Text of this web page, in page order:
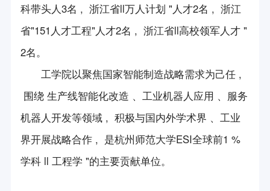
服务队介绍
服务队活动
科带头人3名 , 浙江省ll万人计划 "人才2名 , 浙江
省"151人才工程"人才2名 , 浙江省ll高校领军人才 "
2名。
工学院以聚焦国家智能制造战略需求为己任 ,
围绕 生产线智能化改造 、工业机器人应用 、服务
机器人开发等领域 , 积极与国内外学术界 、工业
界开展战略合作 , 是杭州师范大学ESI全球前1 %
学科 ll 工程学 "的主要贡献单位。